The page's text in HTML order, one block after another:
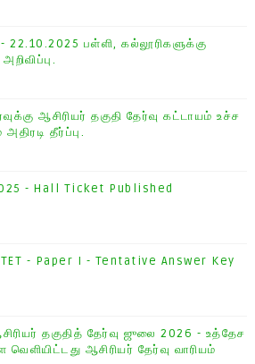
பள்ளி, கல்லூரிகளுக்கு
ஆசிரியர் தகுதி தேர்வு கட்டாயம் உச்ச
தீர்ப்பு.
- Hall Ticket Published
- Paper I - Tentative Answer Key
தகுதித் தேர்வு ஜுலை 2026 - உத்தேச
ஆசிரியர் தேர்வு வாரியம்